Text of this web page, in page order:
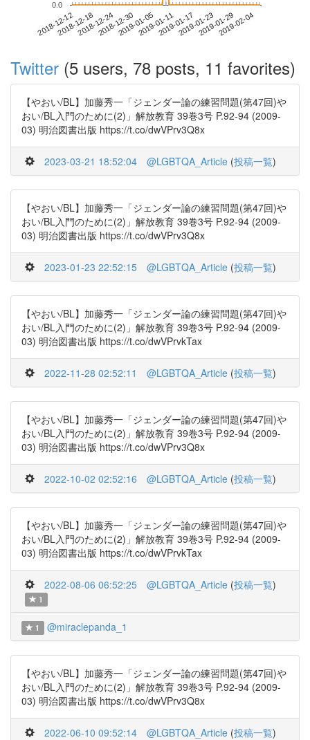
2018-12-122018-12-182018-12-242018-12-302019-01-052019-01-112019-01-172019-01-232019-01-292019-02-04
0.0
Twitter (5 users, 78 posts, 11 favorites)
【やおい/BL】加藤秀一「ジェンダー論の練習問題(第47回)や
おい/BL入門のために(2)」解放教育 39巻3号 P.92-94 (2009-
03) 明治図書出版 https://t.co/dwVPrv3Q8x
2023-03-21 18:52:04 @LGBTQA_Article (投稿一覧)
【やおい/BL】加藤秀一「ジェンダー論の練習問題(第47回)や
おい/BL入門のために(2)」解放教育 39巻3号 P.92-94 (2009-
03) 明治図書出版 https://t.co/dwVPrv3Q8x
2023-01-23 22:52:15 @LGBTQA_Article (投稿一覧)
【やおい/BL】加藤秀一「ジェンダー論の練習問題(第47回)や
おい/BL入門のために(2)」解放教育 39巻3号 P.92-94 (2009-
03) 明治図書出版 https://t.co/dwVPrvkTax
2022-11-28 02:52:11 @LGBTQA_Article (投稿一覧)
【やおい/BL】加藤秀一「ジェンダー論の練習問題(第47回)や
おい/BL入門のために(2)」解放教育 39巻3号 P.92-94 (2009-
03) 明治図書出版 https://t.co/dwVPrv3Q8x
2022-10-02 02:52:16 @LGBTQA_Article (投稿一覧)
【やおい/BL】加藤秀一「ジェンダー論の練習問題(第47回)や
おい/BL入門のために(2)」解放教育 39巻3号 P.92-94 (2009-
03) 明治図書出版 https://t.co/dwVPrvkTax
2022-08-06 06:52:25 @LGBTQA_Article (投稿一覧)
1
1 @miraclepanda_1
【やおい/BL】加藤秀一「ジェンダー論の練習問題(第47回)や
おい/BL入門のために(2)」解放教育 39巻3号 P.92-94 (2009-
03) 明治図書出版 https://t.co/dwVPrv3Q8x
2022-06-10 09:52:14 @LGBTQA_Article (投稿一覧)